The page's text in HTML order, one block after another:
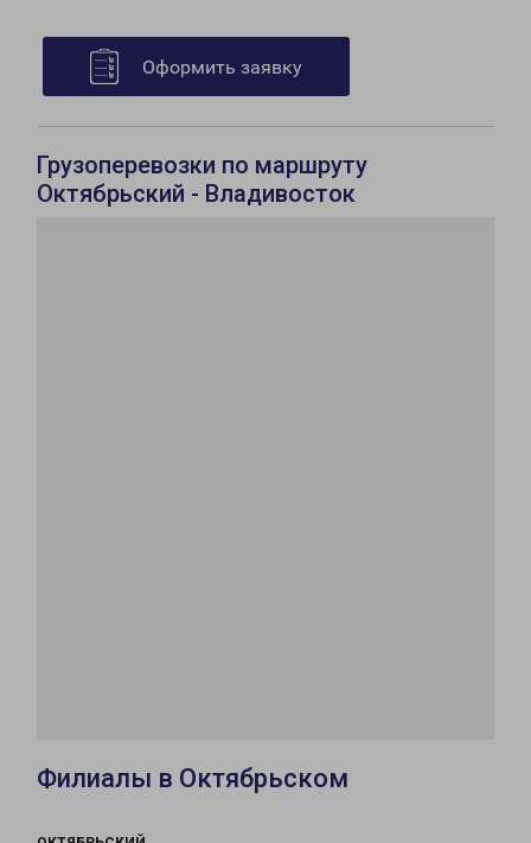
Оформить заявку
Грузоперевозки по маршруту
Октябрьский - Владивосток
Филиалы в Октябрьском